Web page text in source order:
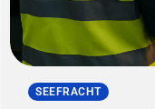
SEEFRACHT